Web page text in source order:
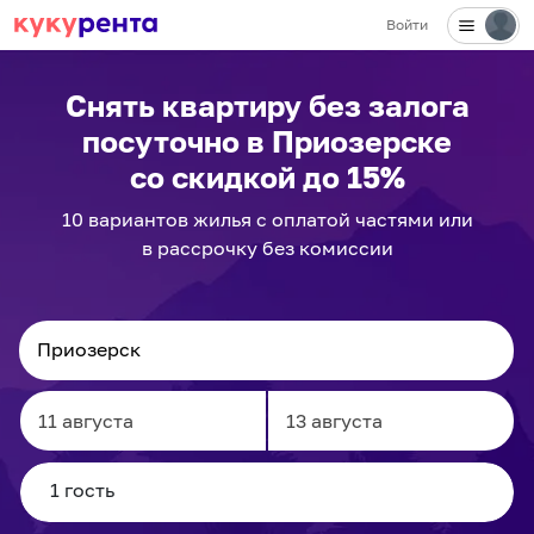
Войти
Снять квартиру без залога
посуточно в Приозерске
со скидкой до 15%
10 вариантовжилья с оплатой частями или
в рассрочку без комиссии
Navigate
forward
to
Navigate
to